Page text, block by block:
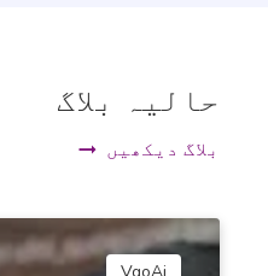
Product Features
of your products that
حالیہ بلاگ
بلاگ دیکھیں